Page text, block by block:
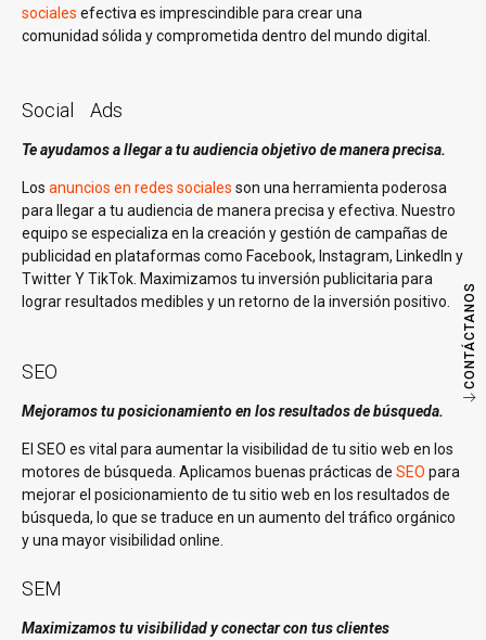
CONTÁCTANOS
sociales efectiva es imprescindible para crear una
comunidad sólida y comprometida dentro del mundo digital.
Social Ads
Te ayudamos a llegar a tu audiencia objetivo de manera precisa.
Los anuncios en redes sociales son una herramienta poderosa
para llegar a tu audiencia de manera precisa y efectiva. Nuestro
equipo se especializa en la creación y gestión de campañas de
publicidad en plataformas como Facebook, Instagram, LinkedIn y
Twitter Y TikTok. Maximizamos tu inversión publicitaria para
lograr resultados medibles y un retorno de la inversión positivo.
SEO
Mejoramos tu posicionamiento en los resultados de búsqueda.
El SEO es vital para aumentar la visibilidad de tu sitio web en los
motores de búsqueda. Aplicamos buenas prácticas de SEO para
mejorar el posicionamiento de tu sitio web en los resultados de
búsqueda, lo que se traduce en un aumento del tráfico orgánico
y una mayor visibilidad online.
SEM
Maximizamos tu visibilidad y conectar con tus clientes